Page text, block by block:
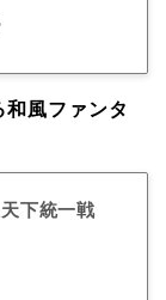
風ファンタ
下統一戦